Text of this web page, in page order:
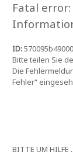
Fatal
ID:
Bitte teilen Sie
Die
Fehler“
BITTE UM HILFE